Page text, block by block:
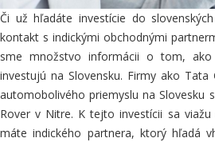
Či už hľadáte investície do
kontakt s indickými obchodnými
sme množstvo informácii o tom,
investujú na Slovensku. Firmy ako
automobolivého priemyslu na Slovesku
Rover v Nitre. K tejto investícii sa
máte indického partnera, ktorý hľadá